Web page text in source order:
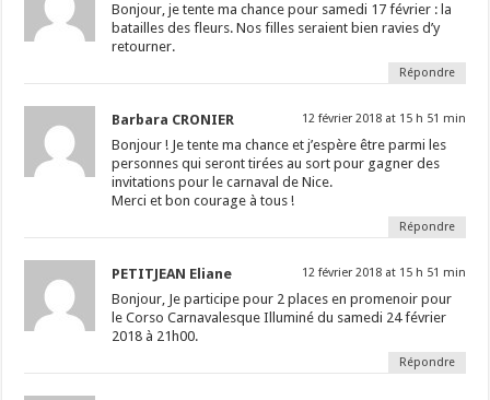
Bonjour, je tente ma chance pour samedi 17 février : la
batailles des fleurs. Nos filles seraient bien ravies d’y
retourner.
Répondre
Barbara CRONIER 12 février 2018 at 15 h 51 min
Bonjour ! Je tente ma chance et j’espère être parmi les
personnes qui seront tirées au sort pour gagner des
invitations pour le carnaval de Nice.
Merci et bon courage à tous !
Répondre
PETITJEAN Eliane 12 février 2018 at 15 h 51 min
Bonjour, Je participe pour 2 places en promenoir pour
le Corso Carnavalesque Illuminé du samedi 24 février
2018 à 21h00.
Répondre